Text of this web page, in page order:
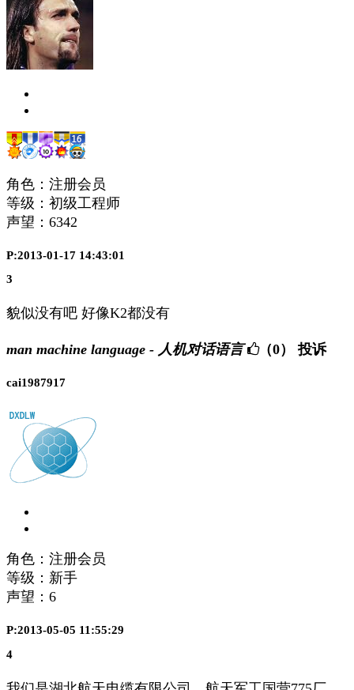
角色：注册会员
等级：初级工程师
声望： 6342
P:2013-01-17 14:43:01
3
貌似没有吧 好像K2都没有
man machine language - 人机对话语言 （0） 投诉
cai1987917
角色：注册会员
等级：新手
声望： 6
P:2013-05-05 11:55:29
4